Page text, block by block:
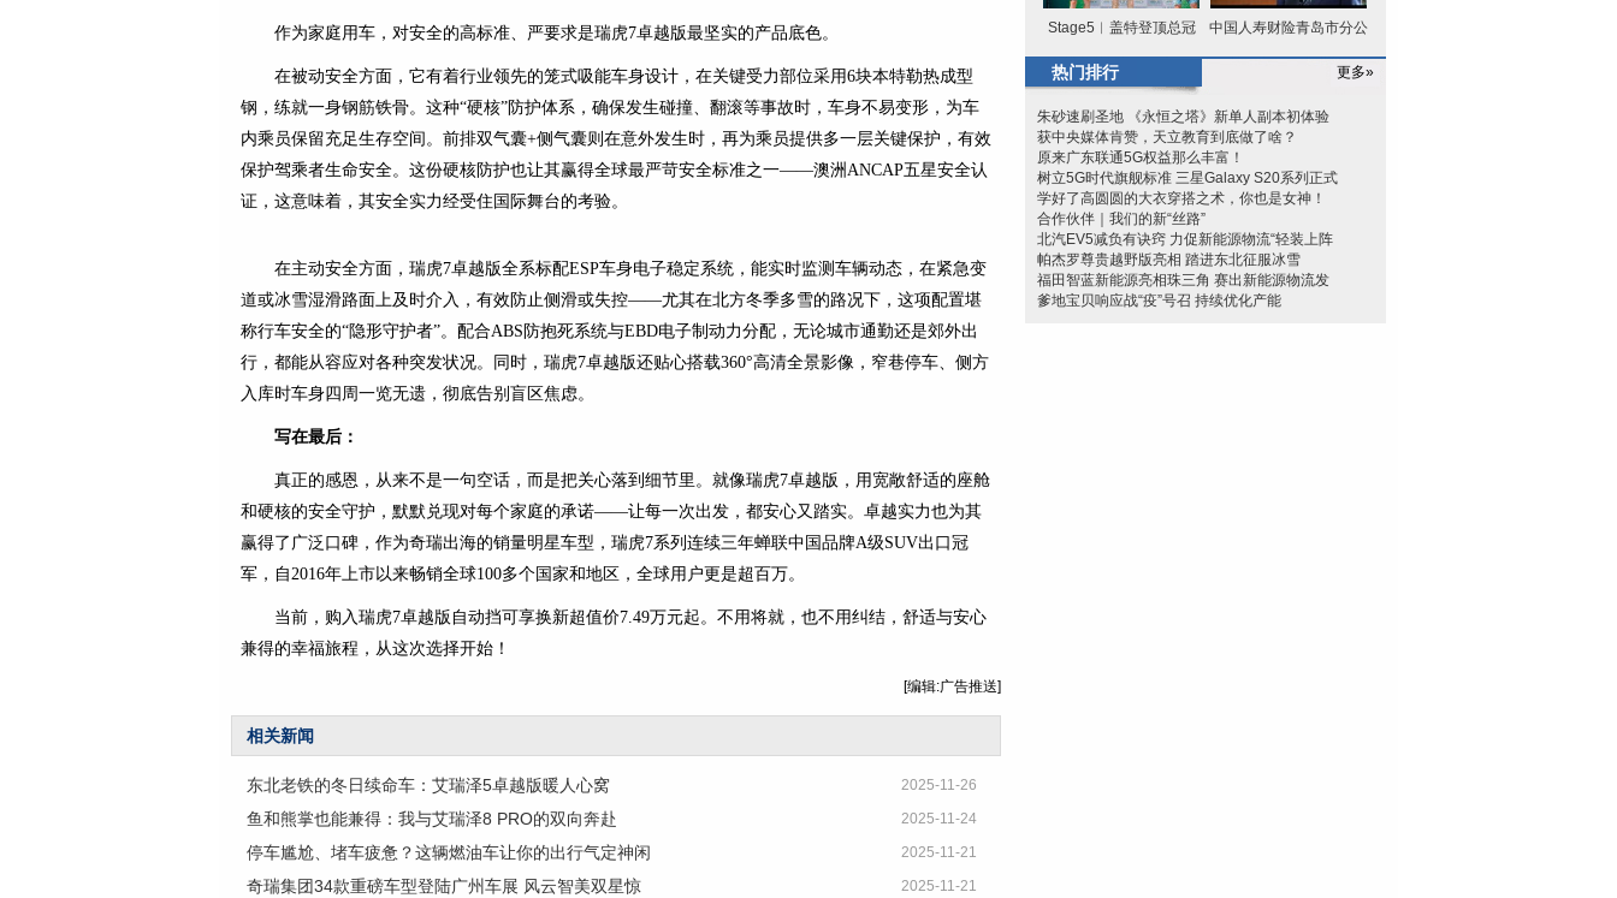
作为家庭用车，对安全的高标准、严要求是瑞虎7卓越版最坚实的产品底色。
在被动安全方面，它有着行业领先的笼式吸能车身设计，在关键受力部位采用6块本特勒热成型
钢，练就一身钢筋铁骨。这种“硬核”防护体系，确保发生碰撞、翻滚等事故时，车身不易变形，为车
内乘员保留充足生存空间。前排双气囊+侧气囊则在意外发生时，再为乘员提供多一层关键保护，有效
保护驾乘者生命安全。这份硬核防护也让其赢得全球最严苛安全标准之一——澳洲ANCAP五星安全认
证，这意味着，其安全实力经受住国际舞台的考验。
在主动安全方面，瑞虎7卓越版全系标配ESP车身电子稳定系统，能实时监测车辆动态，在紧急变
道或冰雪湿滑路面上及时介入，有效防止侧滑或失控——尤其在北方冬季多雪的路况下，这项配置堪
称行车安全的“隐形守护者”。配合ABS防抱死系统与EBD电子制动力分配，无论城市通勤还是郊外出
行，都能从容应对各种突发状况。同时，瑞虎7卓越版还贴心搭载360°高清全景影像，窄巷停车、侧方
入库时车身四周一览无遗，彻底告别盲区焦虑。
写在最后：
真正的感恩，从来不是一句空话，而是把关心落到细节里。就像瑞虎7卓越版，用宽敞舒适的座舱
和硬核的安全守护，默默兑现对每个家庭的承诺——让每一次出发，都安心又踏实。卓越实力也为其
赢得了广泛口碑，作为奇瑞出海的销量明星车型，瑞虎7系列连续三年蝉联中国品牌A级SUV出口冠
军，自2016年上市以来畅销全球100多个国家和地区，全球用户更是超百万。
当前，购入瑞虎7卓越版自动挡可享换新超值价7.49万元起。不用将就，也不用纠结，舒适与安心
兼得的幸福旅程，从这次选择开始！
[编辑:广告推送]
相关新闻
东北老铁的冬日续命车：艾瑞泽5卓越版暖人心窝 2025-11-26
鱼和熊掌也能兼得：我与艾瑞泽8 PRO的双向奔赴 2025-11-24
停车尴尬、堵车疲惫？这辆燃油车让你的出行气定神闲 2025-11-21
奇瑞集团34款重磅车型登陆广州车展 风云智美双星惊 2025-11-21
Stage5︱盖特登顶总冠
中国人寿财险青岛市分公
热门排行 更多»
朱砂速刷圣地 《永恒之塔》新单人副本初体验
获中央媒体肯赞，天立教育到底做了啥？
原来广东联通5G权益那么丰富！
树立5G时代旗舰标准 三星Galaxy S20系列正式
学好了高圆圆的大衣穿搭之术，你也是女神！
合作伙伴｜我们的新“丝路”
北汽EV5减负有诀窍 力促新能源物流“轻装上阵
帕杰罗尊贵越野版亮相 踏进东北征服冰雪
福田智蓝新能源亮相珠三角 赛出新能源物流发
爹地宝贝响应战“疫”号召 持续优化产能